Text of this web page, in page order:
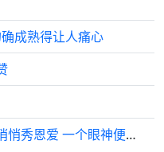
成熟得让人痛心
萧蘅与薛芳菲在大庭广众之下悄悄秀恩爱 一个眼神便心领神会，太甜了太甜了